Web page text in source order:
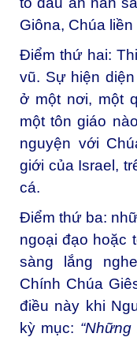
Giôna, Chúa
Điểm thứ hai:
vũ. Sự hiện
ở một nơi, một
một tôn giáo
nguyện với
giới của Israel,
cá.
Điểm thứ ba:
ngoại đạo hoặc
sàng lắng
Chính Chúa
điều này khi
kỳ mục: “Những